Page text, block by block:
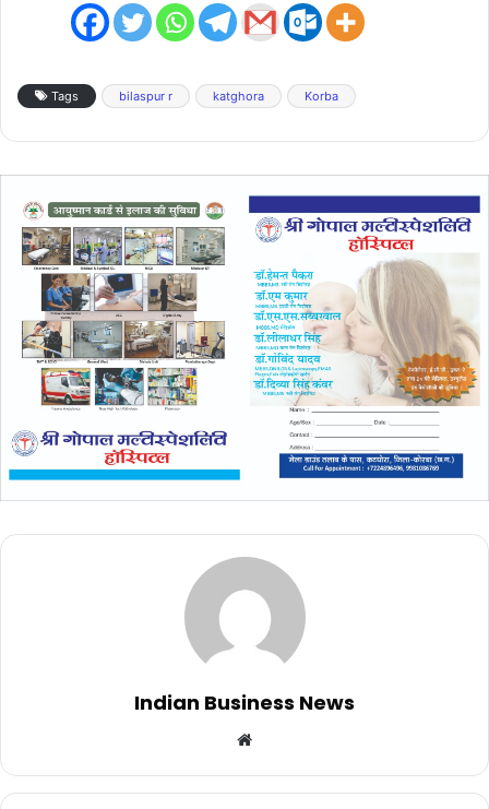
Tags bilaspur r katghora Korba
Indian Business News
Website